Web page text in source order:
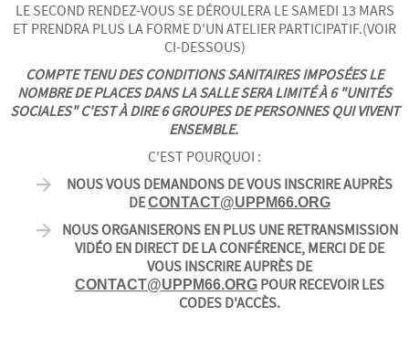
LE SECOND RENDEZ-VOUS SE DÉROULERA LE SAMEDI 13 MARS
ET PRENDRA PLUS LA FORME D'UN ATELIER PARTICIPATIF.(VOIR
CI-DESSOUS)
COMPTE TENU DES CONDITIONS SANITAIRES IMPOSÉES LE
NOMBRE DE PLACES DANS LA SALLE SERA LIMITÉ À 6 "UNITÉS
SOCIALES" C'EST À DIRE 6 GROUPES DE PERSONNES QUI VIVENT
ENSEMBLE.
C'EST POURQUOI :
NOUS VOUS DEMANDONS DE VOUS INSCRIRE AUPRÈS
DECONTACT@UPPM66.ORG
NOUS ORGANISERONS EN PLUS UNE RETRANSMISSION
VIDÉO EN DIRECT DE LA CONFÉRENCE, MERCI DE DE
VOUS INSCRIRE AUPRÈS DE
CONTACT@UPPM66.ORG POUR RECEVOIR LES
CODES D'ACCÈS.